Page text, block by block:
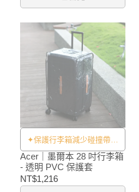
✦保護行李箱減少碰撞帶來
的衝擊及刮傷✦
Acer｜墨爾本 28 吋行李箱
- 透明 PVC 保護套
NT$1,216